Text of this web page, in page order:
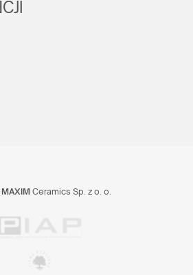
MAXIMCeramics Sp. z o. o.